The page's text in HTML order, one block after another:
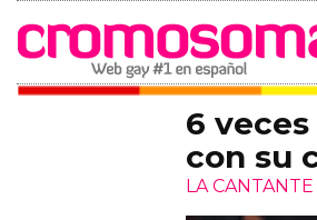
6
con su
LA